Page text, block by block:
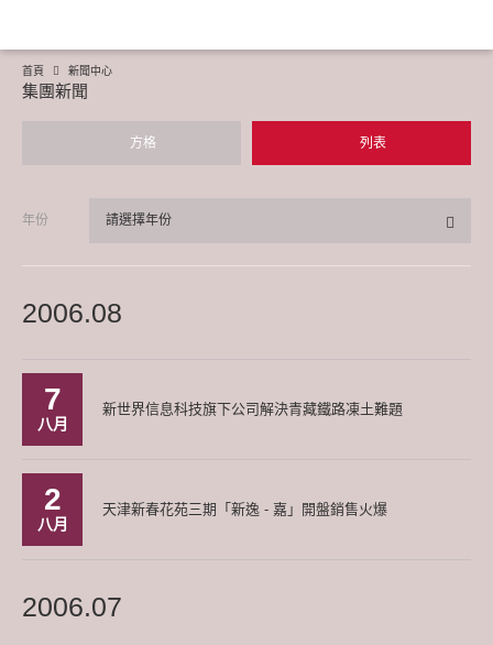
首頁 新聞中心
集團新聞
方格 列表
年份 請選擇年份
2006.08
7
八月
新世界信息科技旗下公司解決青藏鐵路凍土難題
2
八月
天津新春花苑三期「新逸 - 嘉」開盤銷售火爆
2006.07